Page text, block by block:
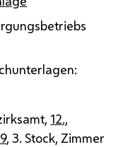
12.,
, 3. Stock, Zimmer